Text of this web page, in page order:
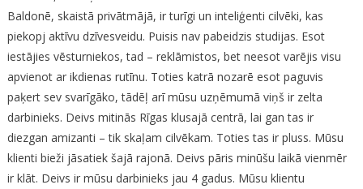
Baldonē, skaistā privātmājā, ir turīgi un inteliģenti cilvēki, kas
piekopj aktīvu dzīvesveidu. Puisis nav pabeidzis studijas. Esot
iestājies vēsturniekos, tad – reklāmistos, bet neesot varējis visu
apvienot ar ikdienas rutīnu. Toties katrā nozarē esot paguvis
paķert sev svarīgāko, tādēļ arī mūsu uzņēmumā viņš ir zelta
darbinieks. Deivs mitinās Rīgas klusajā centrā, lai gan tas ir
diezgan amizanti – tik skaļam cilvēkam. Toties tas ir pluss. Mūsu
klienti bieži jāsatiek šajā rajonā. Deivs pāris minūšu laikā vienmēr
ir klāt. Deivs ir mūsu darbinieks jau 4 gadus. Mūsu klientu